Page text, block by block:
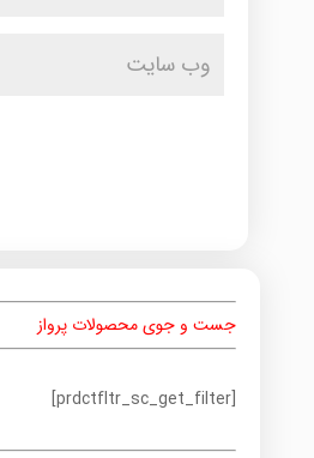
جست و جوی محصولات پرواز
[prdctfltr_sc_get_filter]